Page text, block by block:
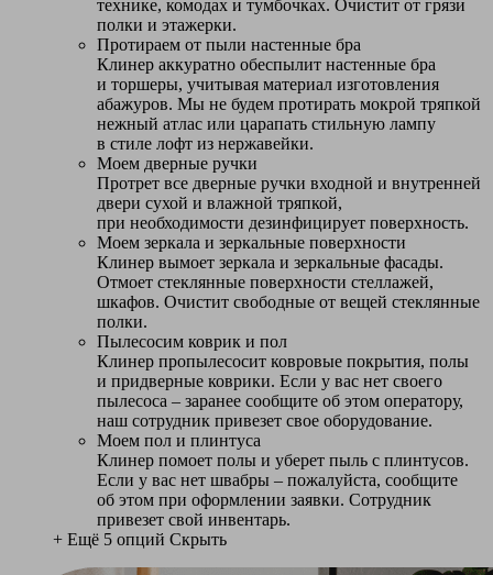
технике, комодах и тумбочках. Очистит от грязи
полки и этажерки.
Протираем от пыли настенные бра
Клинер аккуратно обеспылит настенные бра
и торшеры, учитывая материал изготовления
абажуров. Мы не будем протирать мокрой тряпкой
нежный атлас или царапать стильную лампу
в стиле лофт из нержавейки.
Моем дверные ручки
Протрет все дверные ручки входной и внутренней
двери сухой и влажной тряпкой,
при необходимости дезинфицирует поверхность.
Моем зеркала и зеркальные поверхности
Клинер вымоет зеркала и зеркальные фасады.
Отмоет стеклянные поверхности стеллажей,
шкафов. Очистит свободные от вещей стеклянные
полки.
Пылесосим коврик и пол
Клинер пропылесосит ковровые покрытия, полы
и придверные коврики. Если у вас нет своего
пылесоса – заранее сообщите об этом оператору,
наш сотрудник привезет свое оборудование.
Моем пол и плинтуса
Клинер помоет полы и уберет пыль с плинтусов.
Если у вас нет швабры – пожалуйста, сообщите
об этом при оформлении заявки. Сотрудник
привезет свой инвентарь.
+ Ещё 5 опций Скрыть